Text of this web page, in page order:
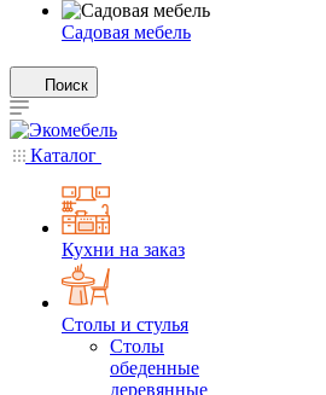
Садовая мебель
Поиск
Каталог
Кухни на заказ
Столы и стулья
Столы
обеденные
деревянные